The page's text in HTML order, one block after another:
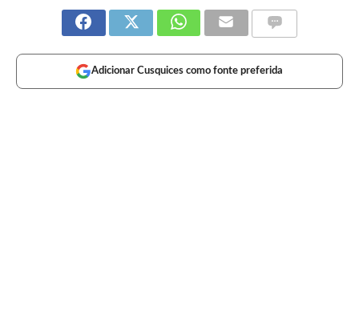
Adicionar Cusquices como fonte preferida